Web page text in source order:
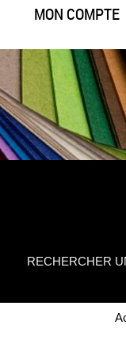
MON COMPTE
RECHERCHER